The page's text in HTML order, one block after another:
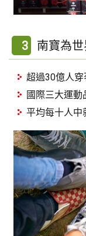
3 南寶為
超過30億人
國際三大運
平均每十人中